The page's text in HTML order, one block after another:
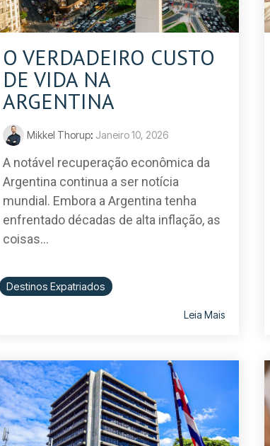
O VERDADEIRO CUSTO
DE VIDA NA
ARGENTINA
Mikkel Thorup: Janeiro 10, 2026
A notável recuperação econômica da
Argentina continua a ser notícia
mundial. Embora a Argentina tenha
enfrentado décadas de alta inflação, as
coisas...
Destinos Expatriados
Leia Mais